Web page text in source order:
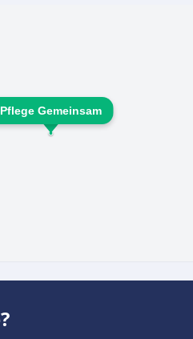
Pflege Gemeinsam